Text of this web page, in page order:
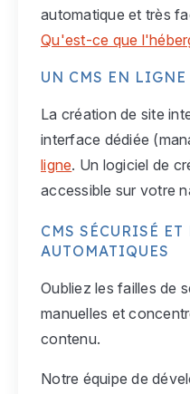
automatique et très
Qu'est-ce que
UN CMS EN LIGNE
La création de site
interface dédiée
ligne. Un logiciel de
accessible sur votre
CMS SÉCURISÉ
AUTOMATIQUES
Oubliez les failles de
manuelles et
contenu.
Notre équipe de